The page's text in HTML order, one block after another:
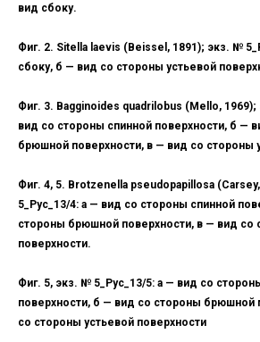
вид сбоку.
Фиг. 2. Sitella laevis (Beissel, 1891); экз. №
сбоку, б — вид со стороны устьевой
Фиг. 3. Bagginoides quadrilobus (Mello,
вид со стороны спинной поверхности, б —
брюшной поверхности, в — вид со стороны
Фиг. 4, 5. Brotzenella pseudopapillosa
5_Рус_13/4: а — вид со стороны спинной
стороны брюшной поверхности, в — вид со
поверхности.
Фиг. 5, экз. № 5_Рус_13/5: а — вид со
поверхности, б — вид со стороны брюшной
со стороны устьевой поверхности